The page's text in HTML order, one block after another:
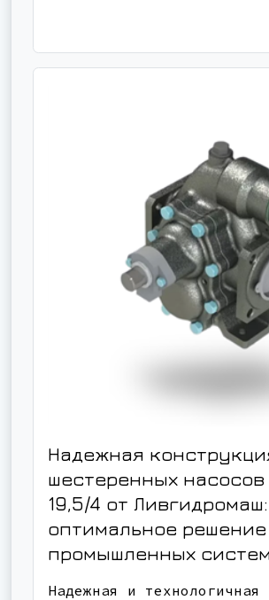
Надежная
шестеренных
19,5/4 от Ливгидромаш:
оптимальное
промышленных
Надежная и технологичная